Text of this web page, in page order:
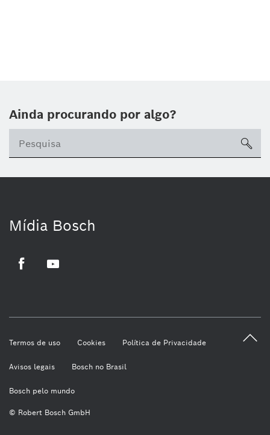
Ainda procurando por algo?
Mídia Bosch
© Robert Bosch GmbH
Termos de uso Cookies Política de Privacidade
Avisos legais Bosch no Brasil
Bosch pelo mundo